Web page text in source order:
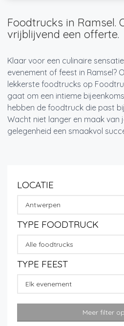
Foodtrucks in Ramsel.
vrijblijvend een offerte.
Klaar voor een culinaire
evenement of feest in Ramsel?
lekkerste foodtrucks op
gaat om een intieme
hebben de foodtruck die past
Wacht niet langer en maak van
gelegenheid een smaakvol
LOCATIE
Antwerpen
TYPE FOODTRUCK
Alle foodtrucks
TYPE FEEST
Elk evenement
Meer filter